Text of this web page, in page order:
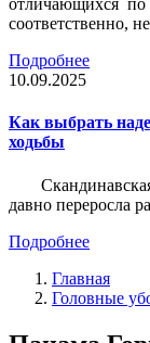
отличающихся
соответственно,
Подробнее
10.09.2025
Как выбрать
ходьбы
давно переросла
Подробнее
Главная
Головные